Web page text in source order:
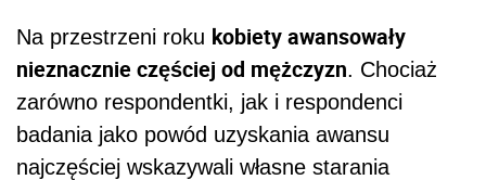
Na przestrzeni roku kobiety awansowały
nieznacznie częściej od mężczyzn. Chociaż
zarówno respondentki, jak i respondenci
badania jako powód uzyskania awansu
najczęściej wskazywali własne starania